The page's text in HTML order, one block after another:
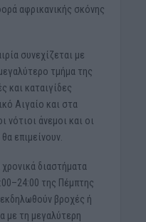
αφρικανικής σκόνης
συνεχίζεται με
τμήμα της
και καταιγίδες
Αιγαίο και στα
νότιοι άνεμοι και οι
επιμείνουν.
διαστήματα
της Πέμπτης
βροχές ή
με τη μεγαλύτερη